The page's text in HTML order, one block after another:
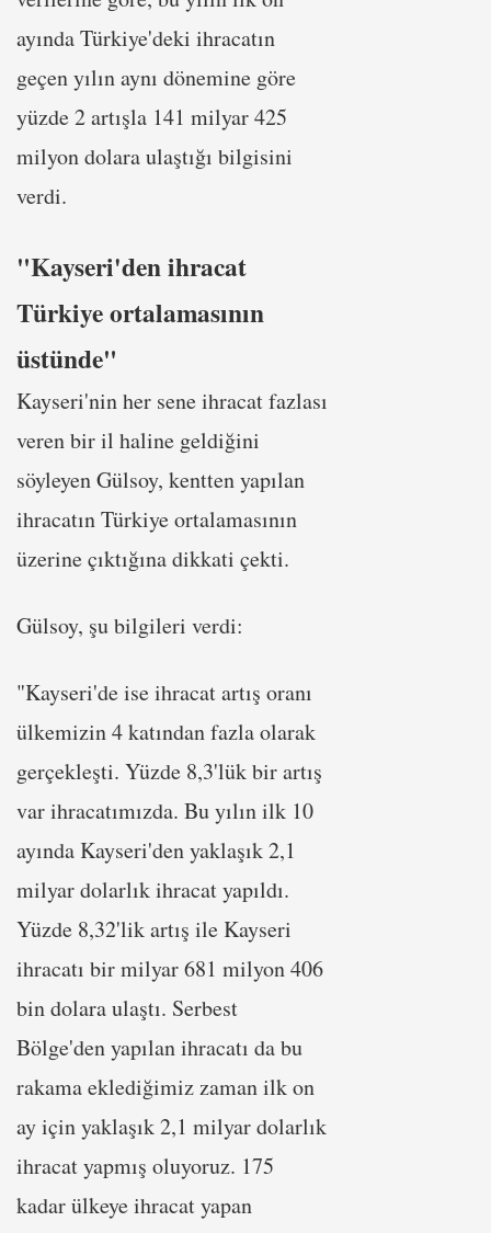
ayında Türkiye'deki ihracatın
geçen yılın aynı dönemine göre
yüzde 2 artışla 141 milyar 425
milyon dolara ulaştığı bilgisini
verdi.
"Kayseri'den ihracat
Türkiye ortalamasının
üstünde"
Kayseri'nin her sene ihracat fazlası
veren bir il haline geldiğini
söyleyen Gülsoy, kentten yapılan
ihracatın Türkiye ortalamasının
üzerine çıktığına dikkati çekti.
Gülsoy, şu bilgileri verdi:
"Kayseri'de ise ihracat artış oranı
ülkemizin 4 katından fazla olarak
gerçekleşti. Yüzde 8,3'lük bir artış
var ihracatımızda. Bu yılın ilk 10
ayında Kayseri'den yaklaşık 2,1
milyar dolarlık ihracat yapıldı.
Yüzde 8,32'lik artış ile Kayseri
ihracatı bir milyar 681 milyon 406
bin dolara ulaştı. Serbest
Bölge'den yapılan ihracatı da bu
rakama eklediğimiz zaman ilk on
ay için yaklaşık 2,1 milyar dolarlık
ihracat yapmış oluyoruz. 175
kadar ülkeye ihracat yapan